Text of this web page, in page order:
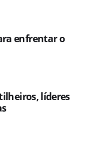
enfrentar o
líderes